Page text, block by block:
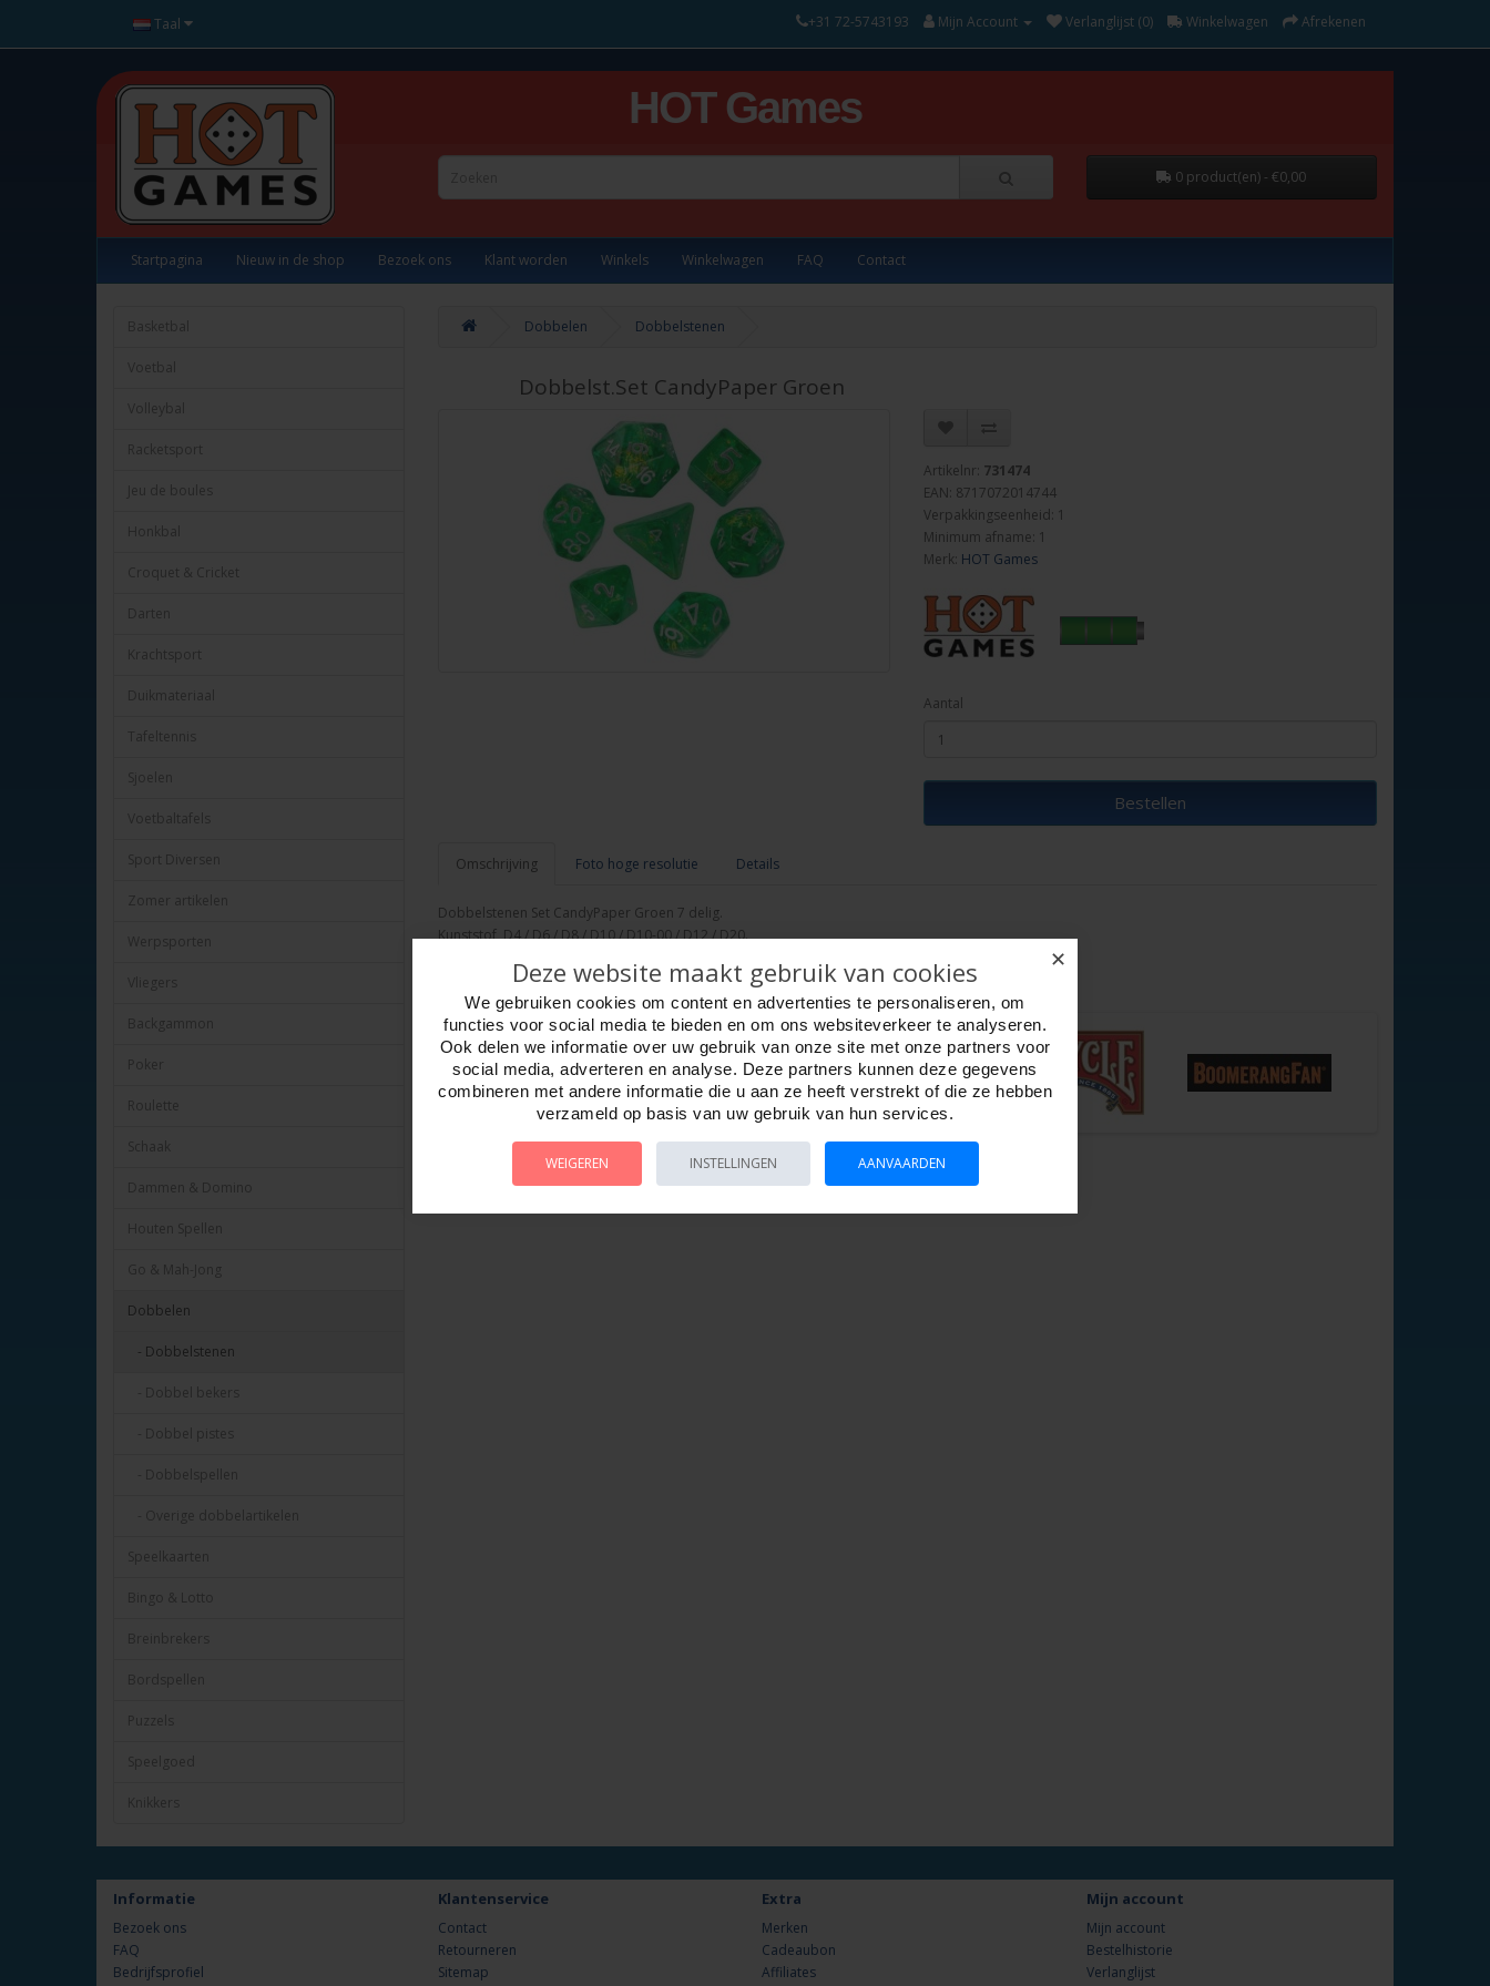
Taal +31 72-5743193 Mijn Account Verlanglijst (0) Winkelwagen Afrekenen
HOT Games
0 product(en) - €0,00
Startpagina Nieuw in de shop Bezoek ons Klant worden Winkels Winkelwagen FAQ Contact
Basketbal
Voetbal
Volleybal
Racketsport
Jeu de boules
Honkbal
Croquet & Cricket
Darten
Krachtsport
Duikmateriaal
Tafeltennis
Sjoelen
Voetbaltafels
Sport Diversen
Zomer artikelen
Werpsporten
Vliegers
Backgammon
Poker
Roulette
Schaak
Dammen & Domino
Houten Spellen
Go & Mah-Jong
Dobbelen
- Dobbelstenen
- Dobbel bekers
- Dobbel pistes
- Dobbelspellen
- Overige dobbelartikelen
Speelkaarten
Bingo & Lotto
Breinbrekers
Bordspellen
Puzzels
Speelgoed
Knikkers
Dobbelen Dobbelstenen
Dobbelst.Set CandyPaper Groen
Artikelnr: 731474
EAN: 8717072014744
Verpakkingseenheid: 1
Minimum afname: 1
Merk: HOT Games
Aantal
Bestellen
Omschrijving Foto hoge resolutie Details
Dobbelstenen Set CandyPaper Groen 7 delig.
Kunststof, D4 / D6 / D8 / D10 / D10-00 / D12 / D20.
HOT Games.
Informatie
Bezoek ons
FAQ
Bedrijfsprofiel
Klantenservice
Contact
Retourneren
Sitemap
Extra
Merken
Cadeaubon
Affiliates
Mijn account
Mijn account
Bestelhistorie
Verlanglijst
✕
Deze website maakt gebruik van cookies
We gebruiken cookies om content en advertenties te personaliseren, om
functies voor social media te bieden en om ons websiteverkeer te analyseren.
Ook delen we informatie over uw gebruik van onze site met onze partners voor
social media, adverteren en analyse. Deze partners kunnen deze gegevens
combineren met andere informatie die u aan ze heeft verstrekt of die ze hebben
verzameld op basis van uw gebruik van hun services.
WEIGEREN INSTELLINGEN AANVAARDEN